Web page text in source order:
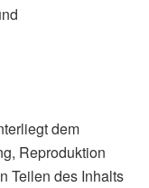
dem
Reproduktion
Teilen des Inhalts